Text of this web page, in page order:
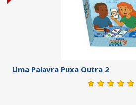
Uma Palavra Puxa Outra 2